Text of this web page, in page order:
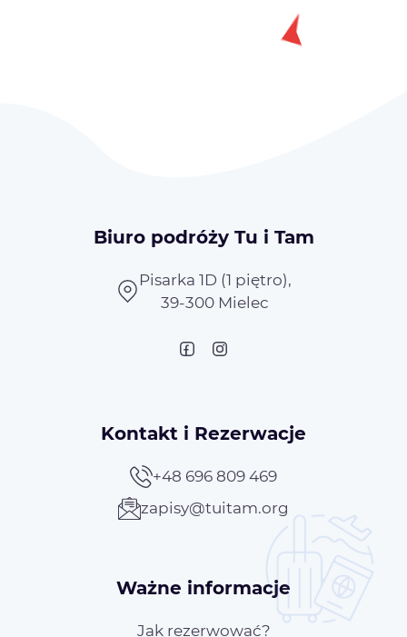
Biuro podróży Tu i Tam
Pisarka 1D (1 piętro),
39-300 Mielec
Kontakt i Rezerwacje
+48 696 809 469
zapisy@tuitam.org
Ważne informacje
Jak rezerwować?